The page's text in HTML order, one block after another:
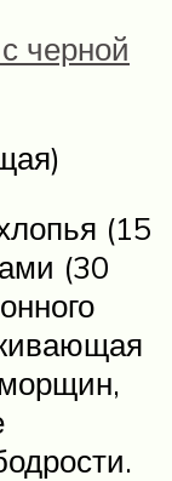
черной
(15
(30